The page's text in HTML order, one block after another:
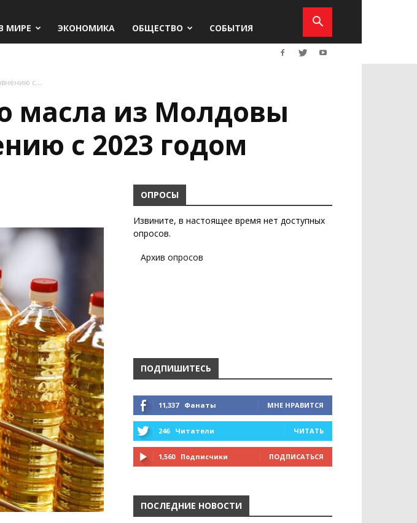
МИРЕ ЭКОНОМИКА ОБЩЕСТВО СОБЫТИЯ
с...
масла из Молдовы
с 2023 годом
ОПРОСЫ
Извините, в настоящее время нет доступных
опросов.
Архив опросов
ПОДПИШИТЕСЬ
11,337 Фанаты МНЕ НРАВИТСЯ
246 Читатели ЧИТАТЬ
1,560 Подписчики ПОДПИСАТЬСЯ
ПОСЛЕДНИЕ НОВОСТИ